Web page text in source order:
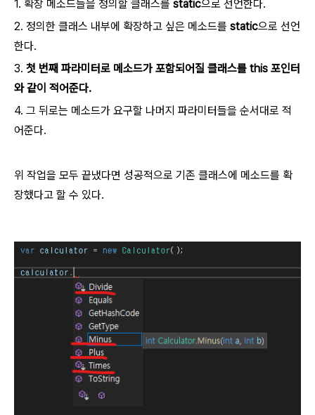
1. 확장 메소드들을 정의할 클래스를 static으로 선언한다.
2. 정의한 클래스 내부에 확장하고 싶은 메소드를 static으로 선언
한다.
3. 첫 번째 파라미터로 메소드가 포함되어질 클래스를 this 포인터
와 같이 적어준다.
4. 그 뒤로는 메소드가 요구할 나머지 파라미터들을 순서대로 적
어준다.
위 작업을 모두 끝냈다면 성공적으로 기존 클래스에 메소드를 확
장했다고 할 수 있다.